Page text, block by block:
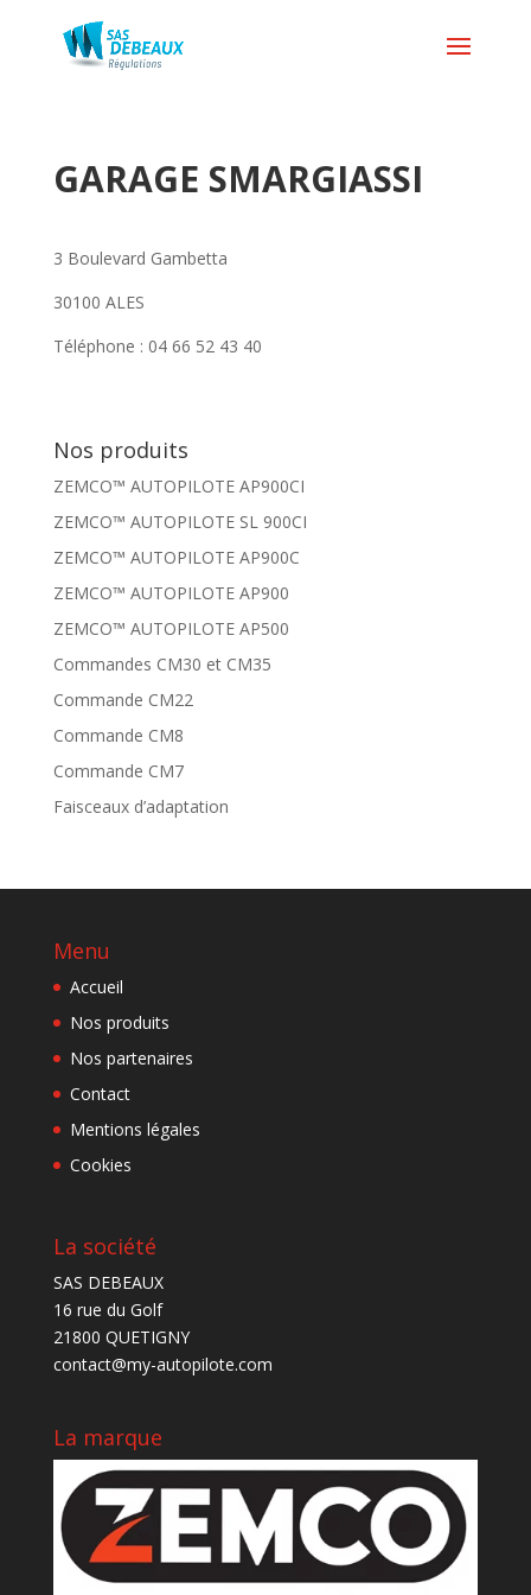
GARAGE SMARGIASSI
3 Boulevard Gambetta
30100 ALES
Téléphone : 04 66 52 43 40
Nos produits
ZEMCO™ AUTOPILOTE AP900CI
ZEMCO™ AUTOPILOTE SL 900CI
ZEMCO™ AUTOPILOTE AP900C
ZEMCO™ AUTOPILOTE AP900
ZEMCO™ AUTOPILOTE AP500
Commandes CM30 et CM35
Commande CM22
Commande CM8
Commande CM7
Faisceaux d’adaptation
Menu
Accueil
Nos produits
Nos partenaires
Contact
Mentions légales
Cookies
La société
SAS DEBEAUX
16 rue du Golf
21800 QUETIGNY
contact@my-autopilote.com
La marque